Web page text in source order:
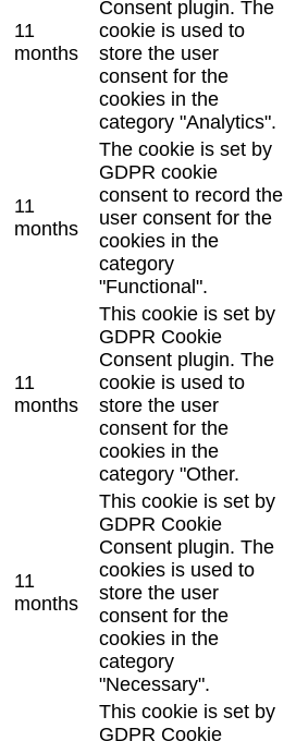
11
months
Consent plugin. The
cookie is used to
store the user
consent for the
cookies in the
category "Analytics".
11
months
The cookie is set by
GDPR cookie
consent to record the
user consent for the
cookies in the
category
"Functional".
11
months
This cookie is set by
GDPR Cookie
Consent plugin. The
cookie is used to
store the user
consent for the
cookies in the
category "Other.
11
months
This cookie is set by
GDPR Cookie
Consent plugin. The
cookies is used to
store the user
consent for the
cookies in the
category
"Necessary".
This cookie is set by
GDPR Cookie